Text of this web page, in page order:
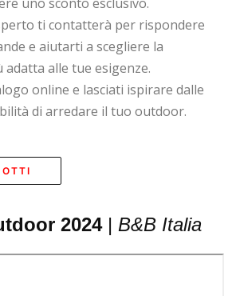
ti contatterà per rispondere
e aiutarti a scegliere la
alle tue esigenze.
online e lasciati ispirare dalle
di arredare il tuo outdoor.
2024| B&B Italia